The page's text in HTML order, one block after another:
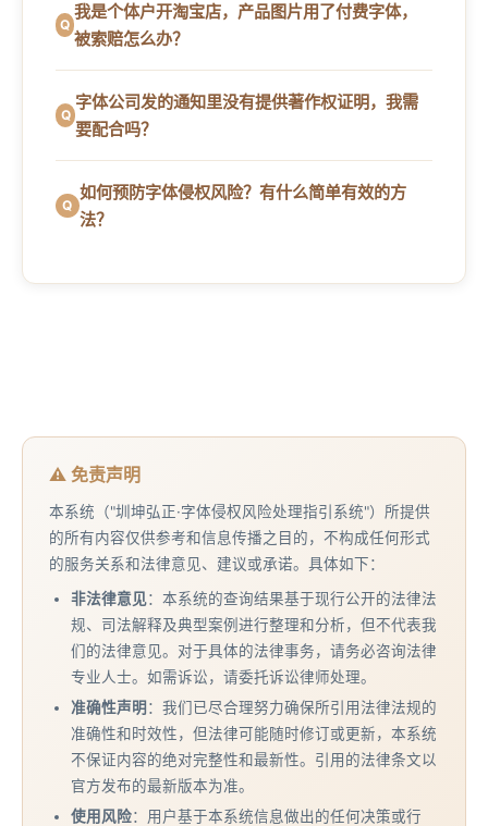
我是个体户开淘宝店，产品图片用了付费字体，
被索赔怎么办？
字体公司发的通知里没有提供著作权证明，我需
要配合吗？
如何预防字体侵权风险？有什么简单有效的方
法？
⚠️ 免责声明
本系统（"圳坤弘正·字体侵权风险处理指引系统"）所提供
的所有内容仅供参考和信息传播之目的，不构成任何形式
的服务关系和法律意见、建议或承诺。具体如下：
非法律意见：本系统的查询结果基于现行公开的法律法
规、司法解释及典型案例进行整理和分析，但不代表我
们的法律意见。对于具体的法律事务，请务必咨询法律
专业人士。如需诉讼，请委托诉讼律师处理。
准确性声明 ：我们已尽合理努力确保所引用法律法规的
准确性和时效性，但法律可能随时修订或更新，本系统
不保证内容的绝对完整性和最新性。引用的法律条文以
官方发布的最新版本为准。
使用风险：用户基于本系统信息做出的任何决策或行